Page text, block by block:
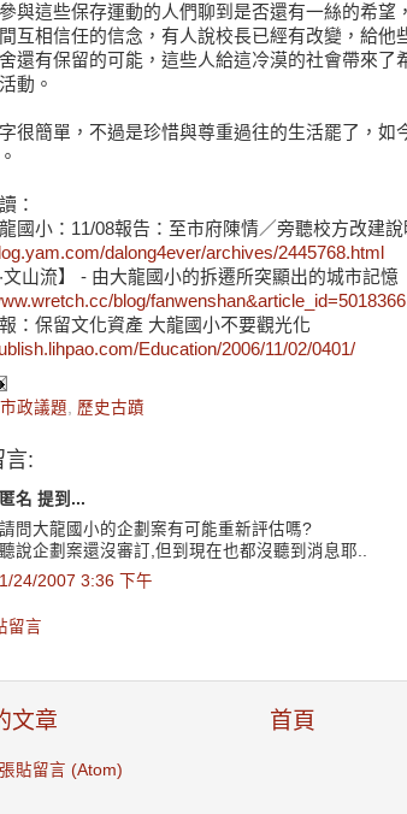
與這些保存運動的人們聊到是否還有一絲的希望
互相信任的信念，有人說校長已經有改變，給他
還有保留的可能，這些人給這冷漠的社會帶來了
動。
很簡單，不過是珍惜與尊重過往的生活罷了，如
：
國小：11/08報告：至市府陳情／旁聽校方改建
dalong4ever/archives/2445768.html
‧文山流】 - 由大龍國小的拆遷所突顯出的城市記憶
blog/fanwenshan&article_id=5018366
：保留文化資產 大龍國小不要觀光化
Education/2006/11/02/0401/
市政議題 歷史古蹟
言:
匿名 提到...
請問大龍國小的企劃案有可能重新評估嗎?
聽說企劃案還沒審訂,但到現在也都沒聽到消息耶..
1/24/2007 3:36 下午
留言
文章 首頁
張貼留言 (Atom)